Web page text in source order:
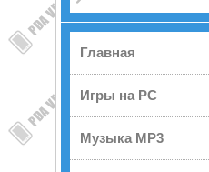
Главная
Игры на PC
Музыка MP3